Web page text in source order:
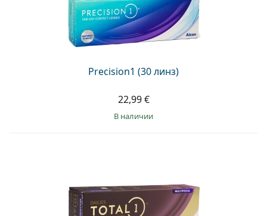
Precision1 (30 линз)
22,99 €
в наличии